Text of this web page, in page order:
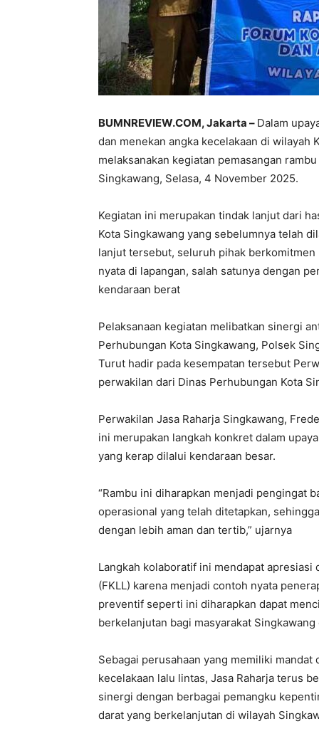
BUMNREVIEW.COM, Jakarta – Dalam
dan menekan angka kecelakaan di wilayah
melaksanakan kegiatan pemasangan
Singkawang, Selasa, 4 November 2025.
Kegiatan ini merupakan tindak lanjut dari
Kota Singkawang yang sebelumnya telah
lanjut tersebut, seluruh pihak
nyata di lapangan, salah satunya dengan
kendaraan berat
Pelaksanaan kegiatan melibatkan sinergi
Perhubungan Kota Singkawang, Polsek
Turut hadir pada kesempatan tersebut
perwakilan dari Dinas Perhubungan Kota
Perwakilan Jasa Raharja Singkawang,
ini merupakan langkah konkret dalam
yang kerap dilalui kendaraan besar.
“Rambu ini diharapkan menjadi pengingat
operasional yang telah ditetapkan,
dengan lebih aman dan tertib,” ujarnya
Langkah kolaboratif ini mendapat
(FKLL) karena menjadi contoh nyata
preventif seperti ini diharapkan dapat
berkelanjutan bagi masyarakat Singkawang
Sebagai perusahaan yang memiliki
kecelakaan lalu lintas, Jasa Raharja terus
sinergi dengan berbagai pemangku
darat yang berkelanjutan di wilayah